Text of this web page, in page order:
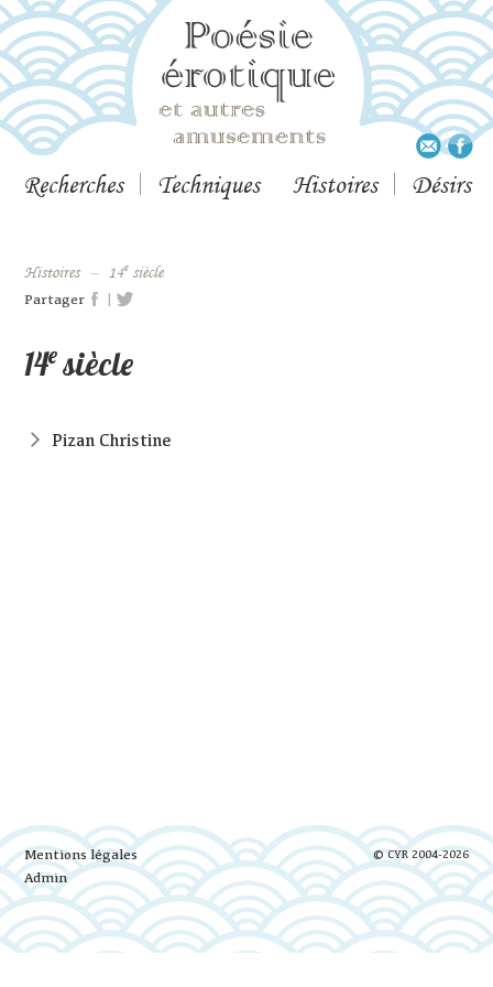
Recherches Techniques Histoires Désirs
histoires – 14esiècle
Partager |
14esiècle
Pizan Christine
© CYR 2004-2026
Mentions légales
Admin